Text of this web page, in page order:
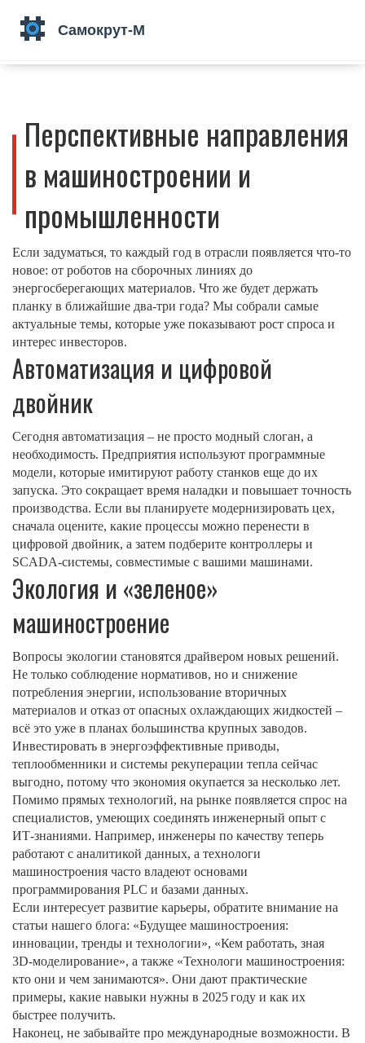
Перспективные направления
в машиностроении и
промышленности
Если задуматься, то каждый год в отрасли появляется что‑то
новое: от роботов на сборочных линиях до
энергосберегающих материалов. Что же будет держать
планку в ближайшие два‑три года? Мы собрали самые
актуальные темы, которые уже показывают рост спроса и
интерес инвесторов.
Автоматизация и цифровой
двойник
Сегодня автоматизация – не просто модный слоган, а
необходимость. Предприятия используют программные
модели, которые имитируют работу станков еще до их
запуска. Это сокращает время наладки и повышает точность
производства. Если вы планируете модернизировать цех,
сначала оцените, какие процессы можно перенести в
цифровой двойник, а затем подберите контроллеры и
SCADA‑системы, совместимые с вашими машинами.
Экология и «зеленое»
машиностроение
Вопросы экологии становятся драйвером новых решений.
Не только соблюдение нормативов, но и снижение
потребления энергии, использование вторичных
материалов и отказ от опасных охлаждающих жидкостей –
всё это уже в планах большинства крупных заводов.
Инвестировать в энергоэффективные приводы,
теплообменники и системы рекуперации тепла сейчас
выгодно, потому что экономия окупается за несколько лет.
Помимо прямых технологий, на рынке появляется спрос на
специалистов, умеющих соединять инженерный опыт с
ИТ‑знаниями. Например, инженеры по качеству теперь
работают с аналитикой данных, а технологи
машиностроения часто владеют основами
программирования PLC и базами данных.
Если интересует развитие карьеры, обратите внимание на
статьи нашего блога: «Будущее машиностроения:
инновации, тренды и технологии», «Кем работать, зная
3D‑моделирование», а также «Технологи машиностроения:
кто они и чем занимаются». Они дают практические
примеры, какие навыки нужны в 2025 году и как их
быстрее получить.
Наконец, не забывайте про международные возможности. В